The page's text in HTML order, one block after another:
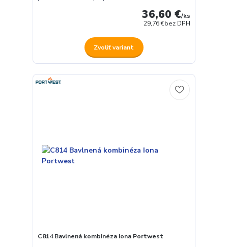
36,60 €/ks
29,76 €bez DPH
Zvoliť variant
C814 Bavlnená kombinéza Iona Portwest